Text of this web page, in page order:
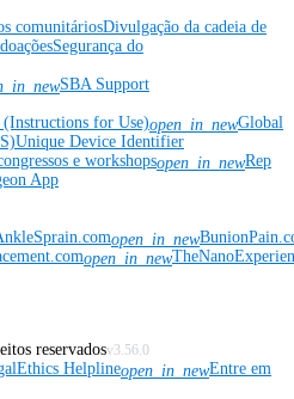
comunitáriosDivulgação da cadeia de
Segurança do
SBA Support
(Instructions for Use)open_in_newGlobal
Unique Device Identifier
e workshopsopen_in_newRep
App
open_in_new
open_in_new
reservadosv3.56.0
Ethics Helplineopen_in_newEntre em